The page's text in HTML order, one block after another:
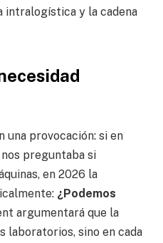
intralogística y la cadena
una provocación: si en
nos preguntaba si
en 2026 la
¿Podemos
argumentará que la
laboratorios, sino en cada